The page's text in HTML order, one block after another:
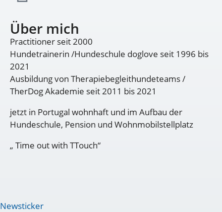
Über mich
Practitioner seit 2000
Hundetrainerin /Hundeschule doglove seit 1996 bis
2021
Ausbildung von Therapiebegleithundeteams /
TherDog Akademie seit 2011 bis 2021
jetzt in Portugal wohnhaft und im Aufbau der
Hundeschule, Pension und Wohnmobilstellplatz
„ Time out with TTouch“
Newsticker